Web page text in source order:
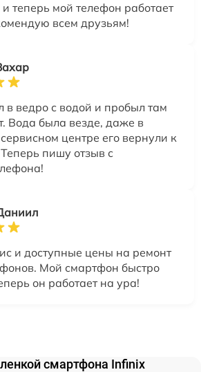
теперь мой телефон работает
всем друзьям!
ведро с водой и пробыл там
Вода была везде, даже в
центре его вернули к
пишу отзыв с
и доступные цены на ремонт
Мой смартфон быстро
он работает на ура!
смартфона Infinix